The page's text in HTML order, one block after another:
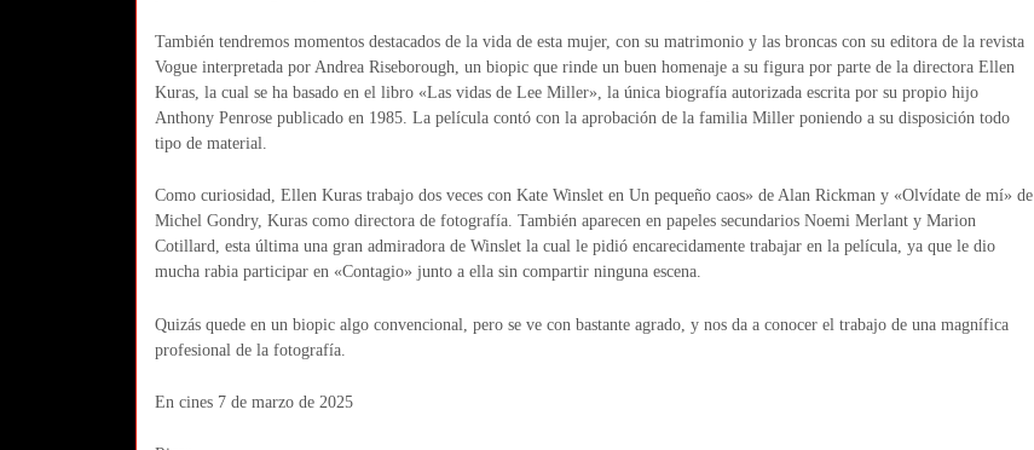
También tendremos momentos destacados de la vida de esta mujer, con su matrimonio y las broncas con su editora de la revista
Vogue interpretada por Andrea Riseborough, un biopic que rinde un buen homenaje a su figura por parte de la directora Ellen
Kuras, la cual se ha basado en el libro «Las vidas de Lee Miller», la única biografía autorizada escrita por su propio hijo
Anthony Penrose publicado en 1985. La película contó con la aprobación de la familia Miller poniendo a su disposición todo
tipo de material.
Como curiosidad, Ellen Kuras trabajo dos veces con Kate Winslet en Un pequeño caos» de Alan Rickman y «Olvídate de mí» de
Michel Gondry, Kuras como directora de fotografía. También aparecen en papeles secundarios Noemi Merlant y Marion
Cotillard, esta última una gran admiradora de Winslet la cual le pidió encarecidamente trabajar en la película, ya que le dio
mucha rabia participar en «Contagio» junto a ella sin compartir ninguna escena.
Quizás quede en un biopic algo convencional, pero se ve con bastante agrado, y nos da a conocer el trabajo de una magnífica
profesional de la fotografía.
En cines 7 de marzo de 2025